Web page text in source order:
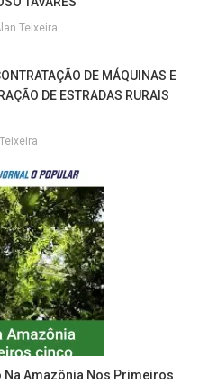
Teixeira
DE MÁQUINAS E
DE ESTRADAS RURAIS
Na Amazônia Nos Primeiros